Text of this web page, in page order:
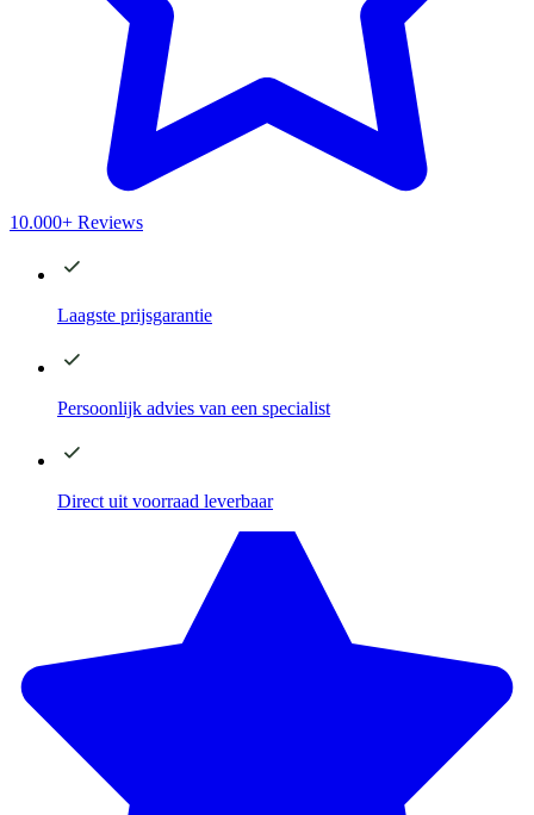
10.000+ Reviews
Laagste prijsgarantie
Persoonlijk advies van een specialist
Direct uit voorraad leverbaar